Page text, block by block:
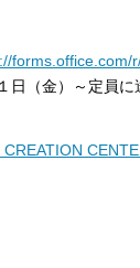
forms.office.com/
（金）～定員に
CREATION